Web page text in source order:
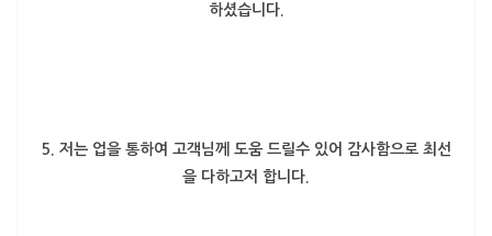
하셨습니다.
5. 저는 업을 통하여 고객님께 도움 드릴수 있어 감사함으로 최선
을 다하고저 합니다.